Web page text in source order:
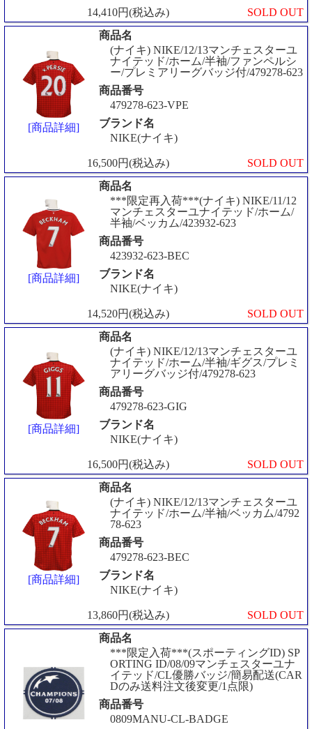
14,410円(税込み) SOLD OUT
[商品詳細]
商品名
(ナイキ) NIKE/12/13マンチェスターユ
ナイテッド/ホーム/半袖/ファンペルシ
ー/プレミアリーグバッジ付/479278-623
商品番号
479278-623-VPE
ブランド名
NIKE(ナイキ)
16,500円(税込み) SOLD OUT
[商品詳細]
商品名
***限定再入荷***(ナイキ) NIKE/11/12
マンチェスターユナイテッド/ホーム/
半袖/ベッカム/423932-623
商品番号
423932-623-BEC
ブランド名
NIKE(ナイキ)
14,520円(税込み) SOLD OUT
[商品詳細]
商品名
(ナイキ) NIKE/12/13マンチェスターユ
ナイテッド/ホーム/半袖/ギグス/プレミ
アリーグバッジ付/479278-623
商品番号
479278-623-GIG
ブランド名
NIKE(ナイキ)
16,500円(税込み) SOLD OUT
[商品詳細]
商品名
(ナイキ) NIKE/12/13マンチェスターユ
ナイテッド/ホーム/半袖/ベッカム/4792
78-623
商品番号
479278-623-BEC
ブランド名
NIKE(ナイキ)
13,860円(税込み) SOLD OUT
商品名
***限定入荷***(スポーティングID) SP
ORTING ID/08/09マンチェスターユナ
イテッド/CL優勝バッジ/簡易配送(CAR
Dのみ送料注文後変更/1点限)
商品番号
0809MANU-CL-BADGE